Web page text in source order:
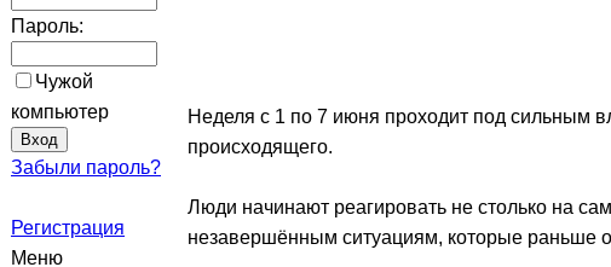
Пароль:
Чужой
компьютер
Забыли пароль?
Регистрация
Меню
Неделя с 1 по 7 июня проходит под сильным
происходящего.
Люди начинают реагировать не столько на
незавершённым ситуациям, которые раньше